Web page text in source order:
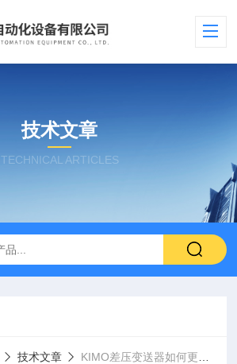
技术文章
TECHNICAL ARTICLES
技术文章 KIMO差压变送器如何更改量程